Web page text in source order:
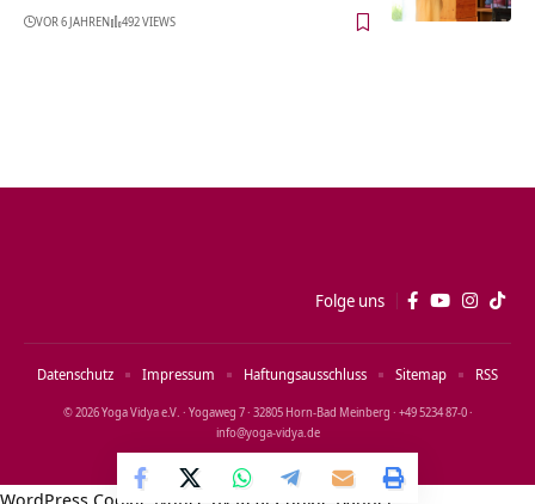
VOR 6 JAHREN 492 VIEWS
Folge uns
© 2026 Yoga Vidya e.V. · Yogaweg 7 · 32805 Horn‑Bad Meinberg · +49 5234 87‑0 ·
info@yoga‑vidya.de
Datenschutz Impressum Haftungsausschluss Sitemap RSS
WordPress Cookie Notice by Real Cookie Banner